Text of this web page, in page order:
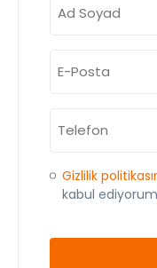
Soyad
Posta
(Required)
Onay
(Required)
Gizlilik
kabul